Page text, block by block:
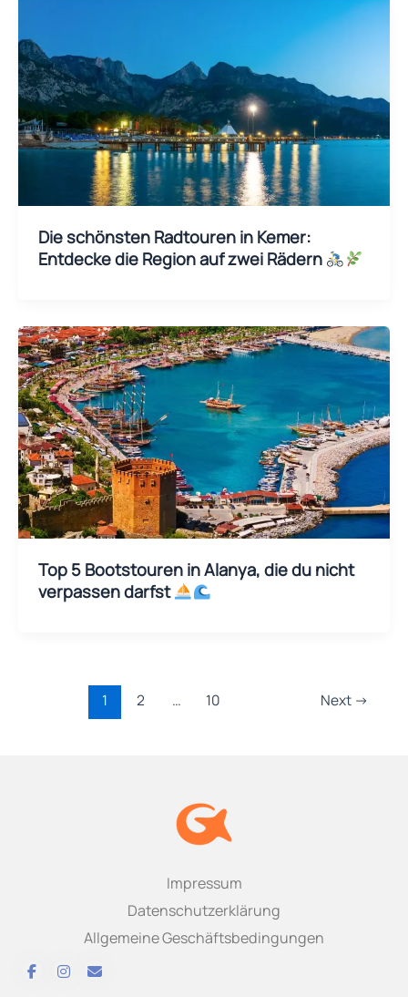
Die schönsten Radtouren in Kemer:
Entdecke die Region auf zwei Rädern
Top 5 Bootstouren in Alanya, die du nicht
verpassen darfst
1 2 … 10 Next →
Impressum
Datenschutzerklärung
Allgemeine Geschäftsbedingungen